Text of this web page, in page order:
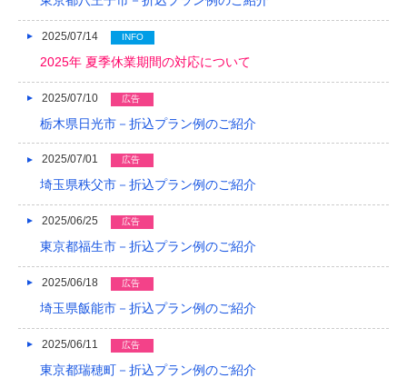
2018/03
2018/02
2018/01
2017/12
2017/11
2017/08
2017/07
2017/05
2025/07/14 INFO
2025年 夏季休業期間の対応について
2025/07/10 広告
栃木県日光市－折込プラン例のご紹介
2025/07/01 広告
埼玉県秩父市－折込プラン例のご紹介
2025/06/25 広告
東京都福生市－折込プラン例のご紹介
2025/06/18 広告
埼玉県飯能市－折込プラン例のご紹介
2025/06/11 広告
東京都瑞穂町－折込プラン例のご紹介